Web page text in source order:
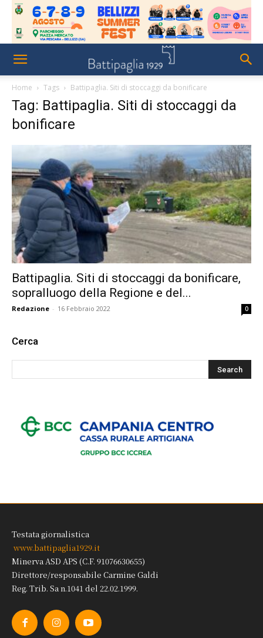
Home Tags Battipaglia. Siti di stoccaggi da bonificare
Tag: Battipaglia. Siti di stoccaggi da
bonificare
Battipaglia. Siti di stoccaggi da bonificare,
sopralluogo della Regione e del...
Redazione - 16 Febbraio 2022 0
Cerca
Testata giornalistica
www.battipaglia1929.it
Minerva ASD APS (C.F. 91076630655)
Direttore/responsabile Carmine Galdi
Reg. Trib. Sa n.1041 del 22.02.1999.